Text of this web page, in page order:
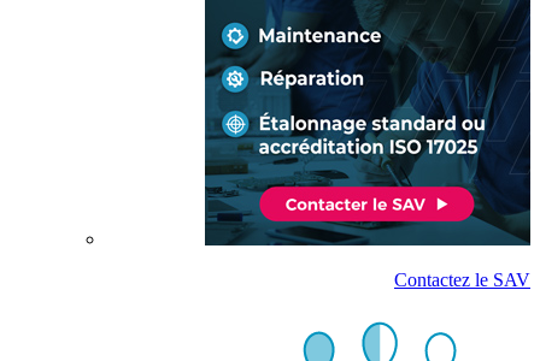
Contactez le SAV